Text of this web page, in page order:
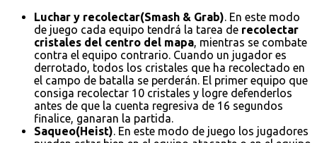
Luchar y recolectar(Smash & Grab). En este modo
de juego cada equipo tendrá la tarea de recolectar
cristales del centro del mapa, mientras se combate
contra el equipo contrario. Cuando un jugador es
derrotado, todos los cristales que ha recolectado en
el campo de batalla se perderán. El primer equipo que
consiga recolectar 10 cristales y logre defenderlos
antes de que la cuenta regresiva de 16 segundos
finalice, ganaran la partida.
Saqueo(Heist). En este modo de juego los jugadores